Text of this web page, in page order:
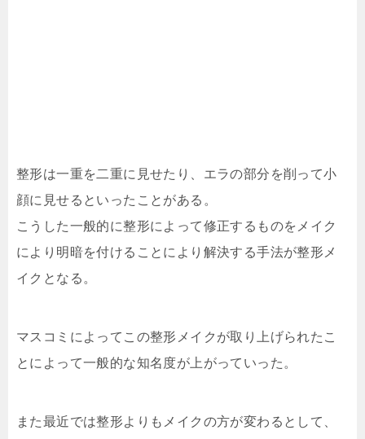
整形は一重を二重に見せたり、エラの部分を削って小
顔に見せるといったことがある。
こうした一般的に整形によって修正するものをメイク
により明暗を付けることにより解決する手法が整形メ
イクとなる。
マスコミによってこの整形メイクが取り上げられたこ
とによって一般的な知名度が上がっていった。
また最近では整形よりもメイクの方が変わるとして、